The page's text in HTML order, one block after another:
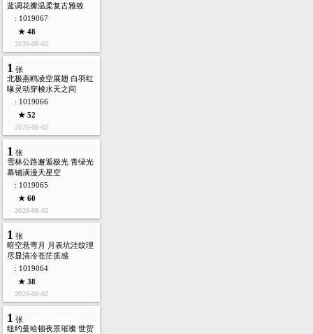
蓝调花瓣温柔复古雅致
: 1019067
★ 48
2026-08-02
1 张
北极燕鸥凌空展翅 白羽红
喙灵动穿梭水天之间
: 1019066
★ 52
2026-08-02
1 张
雪林公路邂逅极光 青绿光
幕铺满漫天星空
: 1019065
★ 60
2026-08-02
1 张
暗空悬弯月 月表坑洼纹理
尽显清冷苍茫质感
: 1019064
★ 38
2026-08-02
1 张
纽约曼哈顿夜景璀璨 世贸